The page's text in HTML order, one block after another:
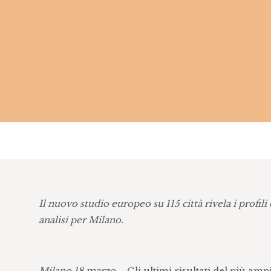
Il nuovo studio europeo su 115 città rivela i
analisi per Milano.